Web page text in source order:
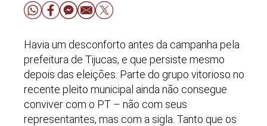
Havia um desconforto antes da campanha pela
prefeitura de Tijucas, e que persiste mesmo
depois das eleições. Parte do grupo vitorioso no
recente pleito municipal ainda não consegue
conviver com o PT – não com seus
representantes, mas com a sigla. Tanto que os